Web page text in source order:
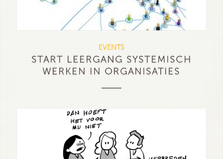
EVENTS
START LEERGANG SYSTEMISCH
WERKEN IN ORGANISATIES